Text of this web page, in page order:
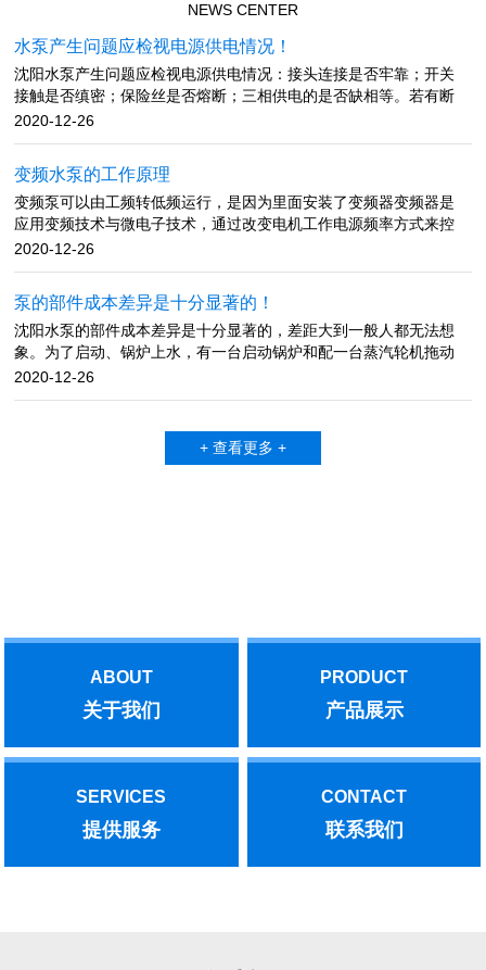
NEWS CENTER
水泵产生问题应检视电源供电情况！
沈阳水泵产生问题应检视电源供电情况：接头连接是否牢靠；开关
接触是否缜密；保险丝是否熔断；三相供电的是否缺相等。若有断
路、接触不良、保险丝熔断、缺相，应查明原因并及时进行修理。
流量不足产生原因：多是吸水管漏气、底阀漏气；进水口堵塞；底
阀入水深度不足；水泵转速太低；密封环或叶轮磨损过大；吸水高
度超标等。 排除方法：检查吸水管与底阀，堵住漏气源；清理进水
口处的淤泥或堵塞物；底阀入水深度大于进水管直径的1.5倍，加大
底阀入水深度；检查电源电压，提高水泵转速，更换密封环或叶
轮；降低水泵的安装位置，或更换高扬程水泵。 吸不上水产生原
因：泵体内有空气或进水管积气，或是底阀关闭不紧，灌引水不
满、真空泵填料漏气厉害，闸阀或拍门关闭不严。排除方法：先把
水压上来，再将泵体注满水，然后开机。同时检视逆止阀是否严
密，管路、接头有无漏气现象，若发现漏气，拆卸后在接头处涂上
润滑油或调合漆，并扭紧螺丝。检查水泵轴的油封环，若磨损严重
应更换新件。管路漏水或漏气。可能安设时螺帽拧得不紧。水泵不
出水产生原因：泵体和吸水管没灌满引水；动水位低于水泵滤水
水泵的安装位置，使滤水管在动水位之下，或等动水位升过滤水管
再抽水；修补或更换吸水管。文章内容来源于网络，如有问题，请
2020-12-26
变频水泵的工作原理
变频泵可以由工频转低频运行，是因为里面安装了变频器变频器是
应用变频技术与微电子技术，通过改变电机工作电源频率方式来控
制交流电动机的电力控制设备。变频器主要由整流（将工作频率固
器（按设定的程序工作，控制输出方波的幅度与脉宽，使叠加为近
似正弦波的和电网电压频率完全不同的交流电，根据电机的实际需
要来提供其所需要的电源电压，进而达到节能、调速的目的。变频
器具有调压、调频、稳压、调速等基本功能，应用了现代的科学技
术，可以再不改变电压的情况下调整频率，也可以在频率不改变的
结构复杂但使用简单，是现代控制异步交流电动机启动运行最优秀
的设备。文章内容来源于网络，如有问题，请与我们联系！
2020-12-26
泵的部件成本差异是十分显著的！
沈阳水泵的部件成本差异是十分显著的，差距大到一般人都无法想
象。为了启动、锅炉上水，有一台启动锅炉和配一台蒸汽轮机拖动
的给水泵，便于启动用。 电动给水泵耗用的是电厂的发电量(厂用
叶轮出口高压液体，从而实现密封。停车时，副叶轮不起作用，因
此同时配备停车密封装置解决停车时可能产生的化工泵泄漏。水泵
水管灌满水，水泵运转后，在叶轮高速旋转而产生的离心力的作用
文章内容来源于网络，如有问题，请与我们联系！
2020-12-26
+ 查看更多 +
ABOUT
关于我们
PRODUCT
产品展示
SERVICES
提供服务
CONTACT
联系我们